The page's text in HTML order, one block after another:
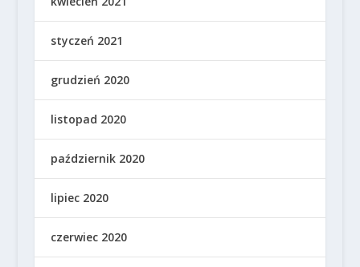
styczeń 2021
grudzień 2020
listopad 2020
październik 2020
lipiec 2020
czerwiec 2020